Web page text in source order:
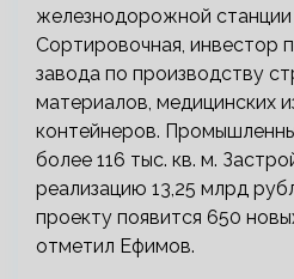
железнодорожной
Сортировочная, инвестор
завода по производству
материалов, медицинских
контейнеров.
более 116 тыс. кв. м.
реализацию 13,25 млрд
проекту появится 650
отметил Ефимов.